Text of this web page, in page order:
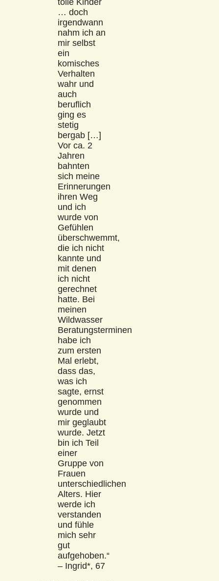
tolle Kinder
… doch
irgendwann
nahm ich an
mir selbst
ein
komisches
Verhalten
wahr und
auch
beruflich
ging es
stetig
bergab […]
Vor ca. 2
Jahren
bahnten
sich meine
Erinnerungen
ihren Weg
und ich
wurde von
Gefühlen
überschwemmt,
die ich nicht
kannte und
mit denen
ich nicht
gerechnet
hatte. Bei
meinen
Wildwasser
Beratungsterminen
habe ich
zum ersten
Mal erlebt,
dass das,
was ich
sagte, ernst
genommen
wurde und
mir geglaubt
wurde. Jetzt
bin ich Teil
einer
Gruppe von
Frauen
unterschiedlichen
Alters. Hier
werde ich
verstanden
und fühle
mich sehr
gut
aufgehoben.“
– Ingrid*, 67